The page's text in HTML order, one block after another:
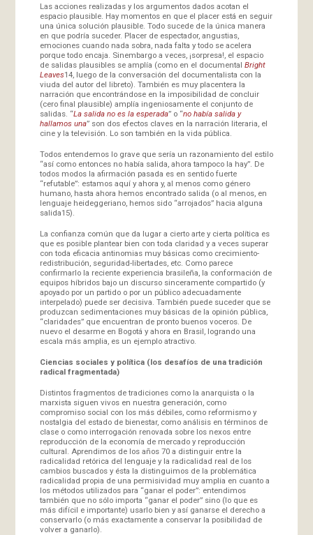
Las acciones realizadas y los argumentos dados acotan el
espacio plausible. Hay momentos en que el placer está en seguir
una única solución plausible. Todo sucede de la única manera
en que podría suceder. Placer de espectador, angustias,
emociones cuando nada sobra, nada falta y todo se acelera
porque todo encaja. Sinembargo a veces, ¡sorpresa!, el espacio
de salidas plausibles se amplía (como en el documental Bright
Leaves14, luego de la conversación del documentalista con la
viuda del autor del libreto). También es muy placentera la
narración que encontrándose en la imposibilidad de concluir
(cero final plausible) amplía ingeniosamente el conjunto de
salidas. “La salida no es la esperada” o “no había salida y
hallamos una” son dos efectos claves en la narración literaria, el
cine y la televisión. Lo son también en la vida pública.
Todos entendemos lo grave que sería un razonamiento del estilo
“así como entonces no había salida, ahora tampoco la hay”. De
todos modos la afirmación pasada es en sentido fuerte
“refutable”: estamos aquí y ahora y, al menos como género
humano, hasta ahora hemos encontrado salida (o al menos, en
lenguaje heideggeriano, hemos sido “arrojados” hacia alguna
salida15).
La confianza común que da lugar a cierto arte y cierta política es
que es posible plantear bien con toda claridad y a veces superar
con toda eficacia antinomias muy básicas como crecimiento-
redistribución, seguridad-libertades, etc. Como parece
confirmarlo la reciente experiencia brasileña, la conformación de
equipos híbridos bajo un discurso sinceramente compartido (y
apoyado por un partido o por un público adecuadamente
interpelado) puede ser decisiva. También puede suceder que se
produzcan sedimentaciones muy básicas de la opinión pública,
“claridades” que encuentran de pronto buenos voceros. De
nuevo el desarme en Bogotá y ahora en Brasil, logrando una
escala más amplia, es un ejemplo atractivo.
Ciencias sociales y política (los desafíos de una tradición
radical fragmentada)
Distintos fragmentos de tradiciones como la anarquista o la
marxista siguen vivos en nuestra generación, como
compromiso social con los más débiles, como reformismo y
nostalgia del estado de bienestar, como análisis en términos de
clase o como interrogación renovada sobre los nexos entre
reproducción de la economía de mercado y reproducción
cultural. Aprendimos de los años 70 a distinguir entre la
radicalidad retórica del lenguaje y la radicalidad real de los
cambios buscados y ésta la distinguimos de la problemática
radicalidad propia de una permisividad muy amplia en cuanto a
los métodos utilizados para “ganar el poder”: entendimos
también que no sólo importa “ganar el poder” sino (lo que es
más difícil e importante) usarlo bien y así ganarse el derecho a
conservarlo (o más exactamente a conservar la posibilidad de
volver a ganarlo).